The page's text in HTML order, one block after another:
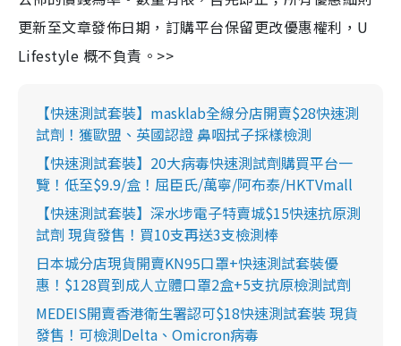
更新至文章發佈日期，訂購平台保留更改優惠權利，U
Lifestyle 概不負責。>>
【快速測試套裝】masklab全線分店開賣$28快速測
試劑！獲歐盟、英國認證 鼻咽拭子採樣檢測
【快速測試套裝】20大病毒快速測試劑購買平台一
覽！低至$9.9/盒！屈臣氏/萬寧/阿布泰/HKTVmall
【快速測試套裝】深水埗電子特賣城$15快速抗原測
試劑 現貨發售！買10支再送3支檢測棒
日本城分店現貨開賣KN95口罩+快速測試套裝優
惠！$128買到成人立體口罩2盒+5支抗原檢測試劑
MEDEIS開賣香港衛生署認可$18快速測試套裝 現貨
發售！可檢測Delta、Omicron病毒